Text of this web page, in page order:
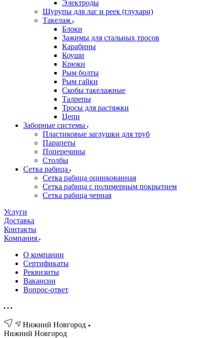
Электроды
Шурупы для лаг и реек (глухари)
Такелаж
Блоки
Зажимы для стальных тросов
Карабины
Коуши
Крюки
Рым болты
Рым гайки
Скобы такелажные
Талрепы
Тросы для растяжки
Цепи
Заборные системы
Пластиковые заглушки для труб
Парапеты
Поперечины
Столбы
Сетка рабица
Сетка рабица оцинкованная
Сетка рабица с полимерным покрытием
Сетка рабица черная
Услуги
Доставка
Контакты
Компания
О компании
Сертификаты
Реквизиты
Вакансии
Вопрос-ответ
Нижний Новгород
Нижний Новгород